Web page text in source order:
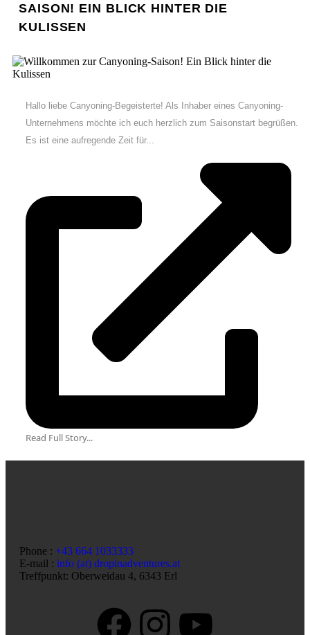
SAISON! EIN BLICK HINTER DIE
KULISSEN
Hallo liebe Canyoning-Begeisterte! Als Inhaber eines Canyoning-
Unternehmens möchte ich euch herzlich zum Saisonstart begrüßen.
Es ist eine aufregende Zeit für...
Read Full Story...
Phone : +43 664 1033333
E-mail : info (at) dropinadventures.at
Treffpunkt: Oberweidau 4, 6343 Erl